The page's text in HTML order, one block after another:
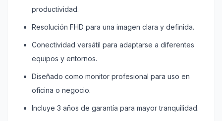
productividad.
Resolución FHD para una imagen clara y definida.
Conectividad versátil para adaptarse a diferentes
equipos y entornos.
Diseñado como monitor profesional para uso en
oficina o negocio.
Incluye 3 años de garantía para mayor tranquilidad.